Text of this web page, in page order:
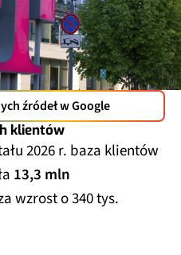
źródeł w Google
klientów
2026 r. baza klientów
13,3 mln
wzrost o 340 tys.